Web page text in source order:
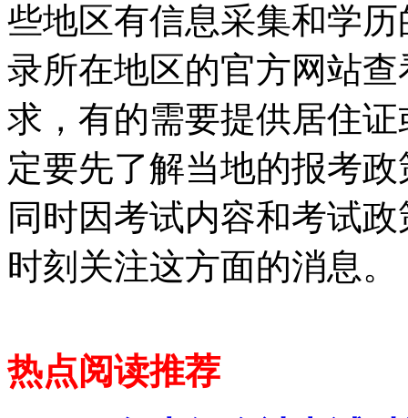
些地区有信息采集和学
录所在地区的官方网站
求，有的需要提供居住
定要先了解当地的报考
同时因考试内容和考试
时刻关注这方面的消息。
热点阅读推荐